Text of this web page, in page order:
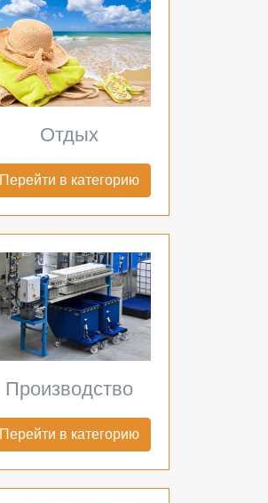
Отдых
Перейти в категорию
Производство
Перейти в категорию